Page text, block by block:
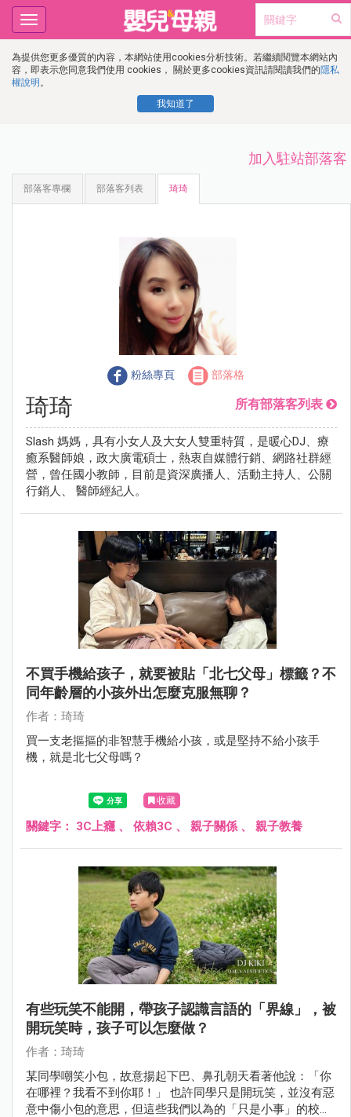
為提供您更多優質的內容，本網站使用cookies分析技術。若繼續閱覽本網站內
容，即表示您同意我們使用 cookies， 關於更多cookies資訊請閱讀我們的隱私
權說明 。
我知道了
Toggle
navigation
加入駐站部落客
部落客專欄 部落客列表 琦琦
粉絲專頁 部落格
琦琦 所有部落客列表
Slash 媽媽，具有小女人及大女人雙重特質，是暖心DJ、療
癒系醫師娘，政大廣電碩士，熱衷自媒體行銷、網路社群經
營，曾任國小教師，目前是資深廣播人、活動主持人、公關
行銷人、 醫師經紀人。
不買手機給孩子，就要被貼「北七父母」標籤？不
同年齡層的小孩外出怎麼克服無聊？
作者：琦琦
買一支老摳摳的非智慧手機給小孩，或是堅持不給小孩手
機，就是北七父母嗎？
收藏
關鍵字： 3C上癮 、 依賴3C 、 親子關係 、 親子教養
有些玩笑不能開，帶孩子認識言語的「界線」，被
開玩笑時，孩子可以怎麼做？
作者：琦琦
某同學嘲笑小包，故意揚起下巴、鼻孔朝天看著他說：「你
在哪裡？我看不到你耶！」 也許同學只是開玩笑，並沒有惡
意中傷小包的意思，但這些我們以為的「只是小事」的校園